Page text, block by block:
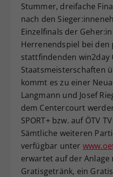
Stummer, dreifache
nach den
Einzelfinals der
Herrenendspiel bei den
stattfindenden win2day
Staatsmeisterschaften
kommt es zu einer
Langmann und Josef
dem Centercourt
SPORT+ bzw. auf ÖTV
Sämtliche weiteren
verfügbar unter
erwartet auf der Anlage
Gratisgetränk, ein